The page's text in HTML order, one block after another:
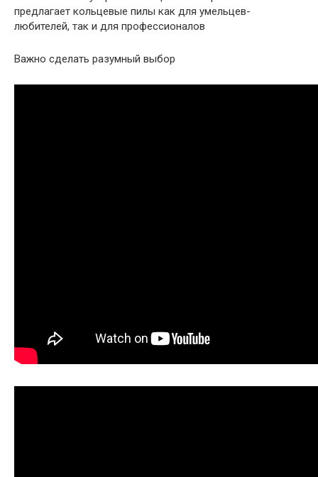
предлагает кольцевые пилы как для умельцев-
любителей, так и для профессионалов
Важно сделать разумный выбор